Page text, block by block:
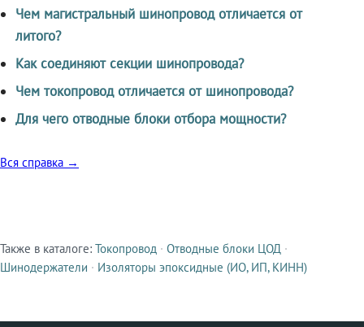
Чем магистральный шинопровод отличается от
литого?
Как соединяют секции шинопровода?
Чем токопровод отличается от шинопровода?
Для чего отводные блоки отбора мощности?
Вся справка →
Смежные продукты
Также в каталоге: Токопровод · Отводные блоки ЦОД ·
Шинодержатели · Изоляторы эпоксидные (ИО, ИП, КИНН)